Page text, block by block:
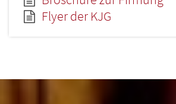
Flyer der KJG